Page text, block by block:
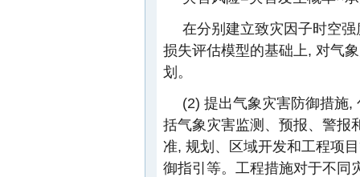
在分别建立致灾因子时空
损失评估模型的基础上, 对气
划。
(2) 提出气象灾害防御措施
括气象灾害监测、预报、警报
准, 规划、区域开发和工程项
御指引等。工程措施对于不同